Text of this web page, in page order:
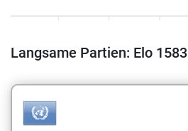
Langsame Partien: Elo 1583